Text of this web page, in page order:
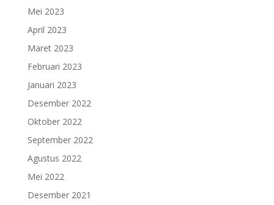
Mei 2023
April 2023
Maret 2023
Februari 2023
Januari 2023
Desember 2022
Oktober 2022
September 2022
Agustus 2022
Mei 2022
Desember 2021